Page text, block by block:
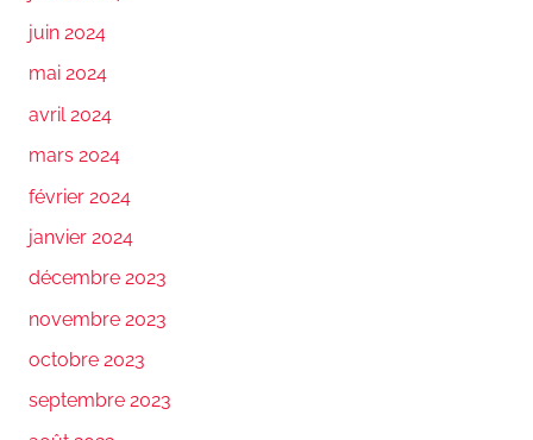
juin 2024
mai 2024
avril 2024
mars 2024
février 2024
janvier 2024
décembre 2023
novembre 2023
octobre 2023
septembre 2023